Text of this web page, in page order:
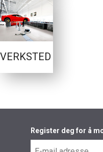
VERKSTED
Register deg for å